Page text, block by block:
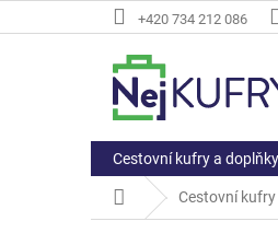
na
+420 734 212 086
Cestovní kufry a doplňky
Domů Cestovní